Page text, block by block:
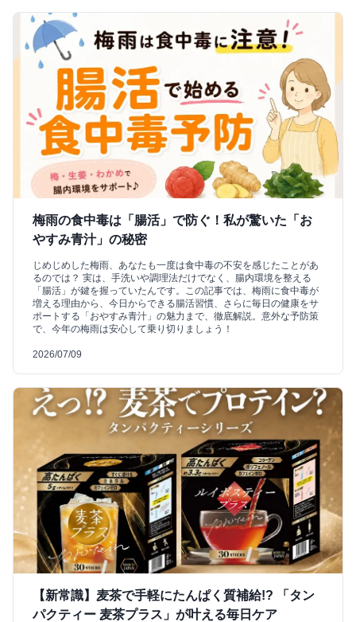
梅雨の食中毒は「腸活」で防ぐ！私が驚いた「お
やすみ青汁」の秘密
じめじめした梅雨、あなたも一度は食中毒の不安を感じたことがあ
るのでは？ 実は、手洗いや調理法だけでなく、腸内環境を整える
「腸活」が鍵を握っていたんです。この記事では、梅雨に食中毒が
増える理由から、今日からできる腸活習慣、さらに毎日の健康をサ
ポートする「おやすみ青汁」の魅力まで、徹底解説。意外な予防策
で、今年の梅雨は安心して乗り切りましょう！
2026/07/09
【新常識】麦茶で手軽にたんぱく質補給!? 「タン
パクティー 麦茶プラス」が叶える毎日ケア